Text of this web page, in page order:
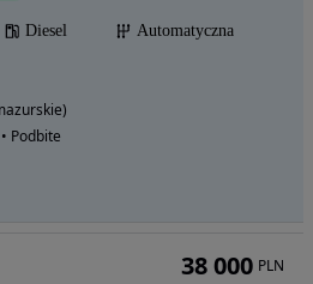
Diesel
Automatyczna
Podbite
38 000 PLN